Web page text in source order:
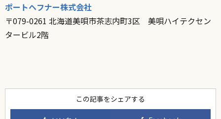
ポートヘフナー株式会社
〒079-0261 北海道美唄市茶志内町3区 美唄ハイテクセン
タービル2階
この記事をシェアする